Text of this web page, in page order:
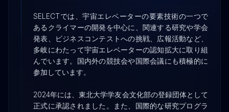
ACTIVITIES
開発 研究 広報&渉外活動
ACTIONS
ご支援を検討の方へ
SELECTでは、宇宙エレベーターの要素技術の一つで
あるクライマーの開発を中心に、関連する研究や学会
発表、ビジネスコンテストへの挑戦、広報活動など、
多岐にわたって宇宙エレベーターの認知拡大に取り組
んでいます。国内外の競技会や国際会議にも積極的に
参加しています。
2024年には、東北大学学友会文化部の登録団体として
正式に承認されました。また、国際的な研究プログラ